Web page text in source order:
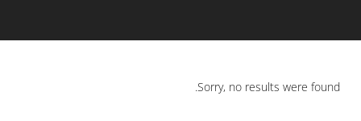
Sorry, no results were found.